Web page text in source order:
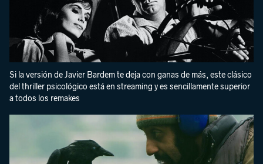
Si la versión de Javier Bardem te deja con ganas de más, este clásico
del thriller psicológico está en streaming y es sencillamente superior
a todos los remakes